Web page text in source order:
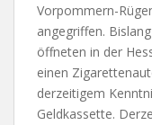
Vorpommern-
angegriffen.
öffneten in der
einen
derzeitigem
Geldkassette.